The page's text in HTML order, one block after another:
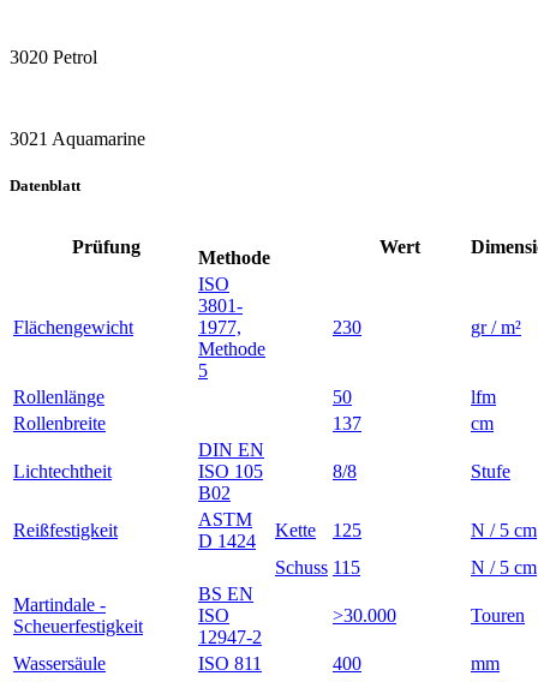
3020 Petrol
3021 Aquamarine
Datenblatt
Prüfung
Methode
Wert
Flächengewicht
ISO
3801-
1977,
Methode
5
230 gr / m²
Rollenlänge 50
lfm
Rollenbreite
137 cm
Lichtechtheit
DIN EN
ISO 105
B02
8/8 Stufe
Reißfestigkeit
ASTM
D 1424
Kette 125
N / 5 cm
Schuss 115
N / 5 cm
Martindale -
Scheuerfestigkeit
BS EN
ISO
12947-2
>30.000 Touren
Wassersäule ISO 811 400
mm